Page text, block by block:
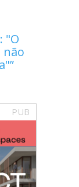
"O
não
PUB